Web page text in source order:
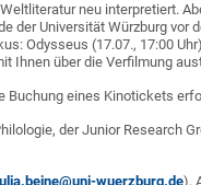
neu interpretiert.
der Universität Würzburg vor
Odysseus (17.07., 17:00
Ihnen über die Verfilmung
Buchung eines Kinotickets
der Junior Research
wuerzburg.de),